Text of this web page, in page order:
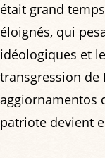
était grand
éloignés, qui
idéologiques et
transgression de
aggiornamentos
patriote devient